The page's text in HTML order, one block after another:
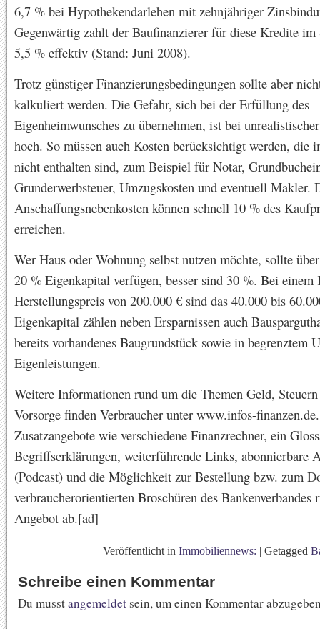
6,7 % bei Hypothekendarlehen mit zehnjähriger
Gegenwärtig zahlt der Baufinanzierer für diese Kredite
5,5 % effektiv (Stand: Juni 2008).
Trotz günstiger Finanzierungsbedingungen sollte aber
kalkuliert werden. Die Gefahr, sich bei der Erfüllung des
Eigenheimwunsches zu übernehmen, ist bei
hoch. So müssen auch Kosten berücksichtigt werden, die
nicht enthalten sind, zum Beispiel für Notar,
Grunderwerbsteuer, Umzugskosten und eventuell Makler.
Anschaffungsnebenkosten können schnell 10 % des
erreichen.
Wer Haus oder Wohnung selbst nutzen möchte, sollte
20 % Eigenkapital verfügen, besser sind 30 %. Bei einem
Herstellungspreis von 200.000 € sind das 40.000 bis
Eigenkapital zählen neben Ersparnissen auch
bereits vorhandenes Baugrundstück sowie in begrenztem
Eigenleistungen.
Weitere Informationen rund um die Themen Geld,
Vorsorge finden Verbraucher unter www.infos-finanzen.de.
Zusatzangebote wie verschiedene Finanzrechner, ein
Begriffserklärungen, weiterführende Links, abonnierbare
(Podcast) und die Möglichkeit zur Bestellung bzw. zum
verbraucherorientierten Broschüren des Bankenverbandes
Angebot ab.[ad]
Veröffentlicht in Immobiliennews: | Getagged
Schreibe einen Kommentar
Du musstangemeldet sein, um einen Kommentar